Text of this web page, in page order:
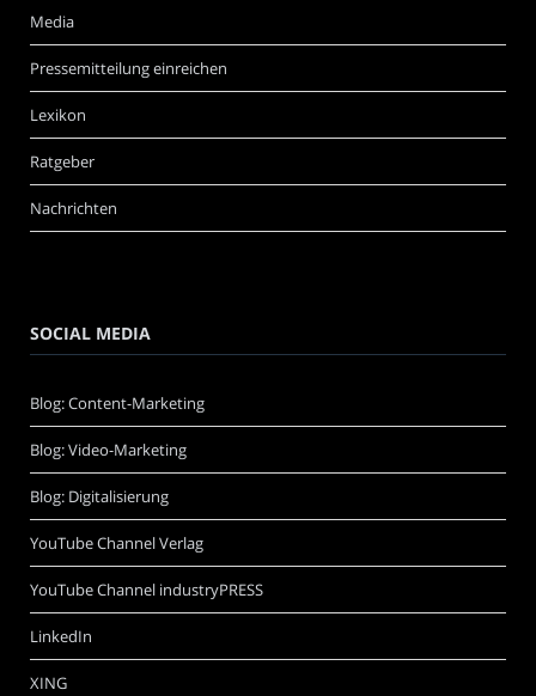
Media
Pressemitteilung einreichen
Lexikon
Ratgeber
Nachrichten
SOCIAL MEDIA
Blog: Content-Marketing
Blog: Video-Marketing
Blog: Digitalisierung
YouTube Channel Verlag
YouTube Channel industryPRESS
LinkedIn
XING